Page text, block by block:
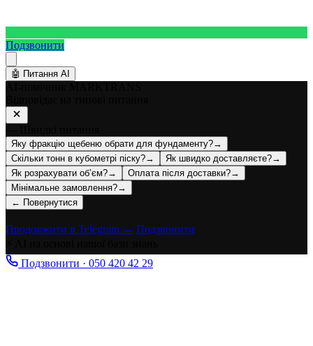
Подзвонити
🤖 Питання AI
Яку фракцію щебеню обрати для фундаменту?→
Скільки тонн в кубометрі піску?→ Як швидко доставляєте?→
Як розрахувати об’єм?→ Оплата після доставки?→
Мінімальне замовлення?→
← Повернутися
Продовжити в Telegram → Подзвонити
Подзвонити · 050 420 42 29